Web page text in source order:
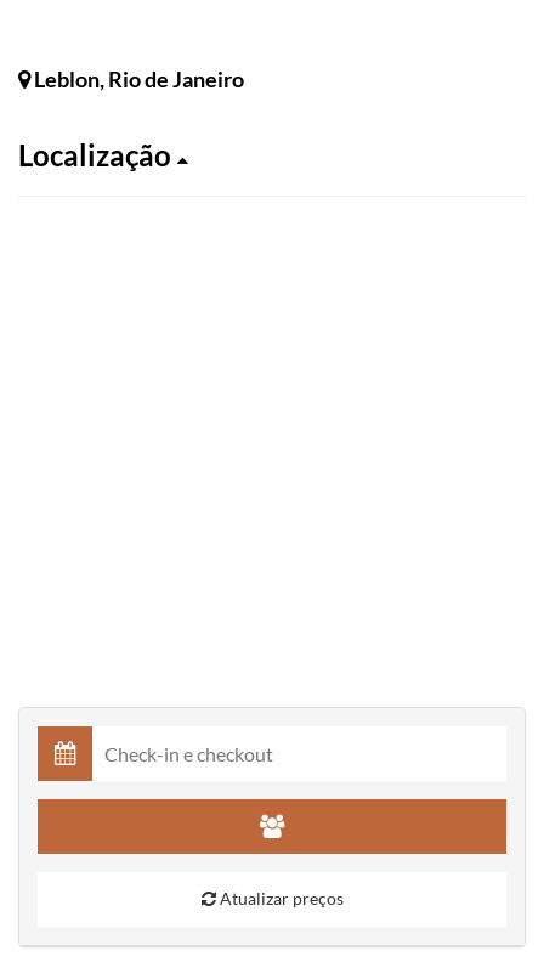
Leblon, Rio de Janeiro
Localização
Atualizar preços